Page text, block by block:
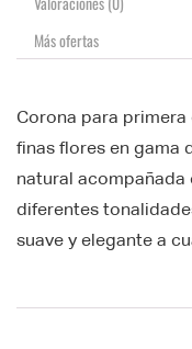
Más ofertas
Corona para primera
finas flores en gama
natural acompañada
diferentes
suave y elegante a